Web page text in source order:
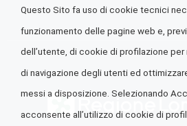
Questo Sito fa uso di cookie tecnici
funzionamento delle pagine web e,
dell’utente, di cookie di profilazione per
di navigazione degli utenti ed
messi a disposizione. Selezionando
acconsente all’utilizzo di cookie di